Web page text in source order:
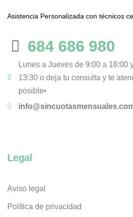
Asistencia Personalizada con técnicos
684 686 980
Lunes a Jueves de 9:00 a 18:00
13:30 o deja tu consulta y te
posible•
Legal
Aviso legal
Política de privacidad